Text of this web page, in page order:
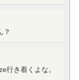
？
行き着くよな。